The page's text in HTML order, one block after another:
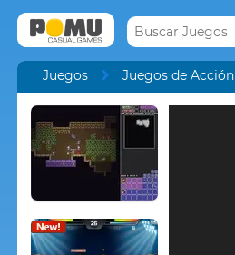
Juegos Juegos de Acción